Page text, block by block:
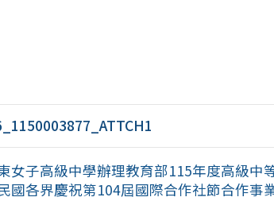
女子高級中學辦理教育部115年度高級中
民國各界慶祝第104屆國際合作社節合作事